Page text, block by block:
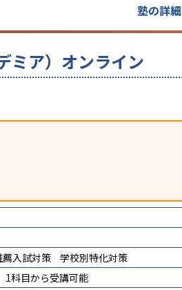
塾の詳
ミア）オンライン
薦入試対策
学校別特化対策
1科目から受講可能